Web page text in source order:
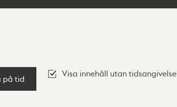
på tid
Visa innehåll utan tidsangivelse